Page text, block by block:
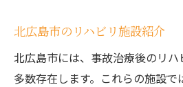
北広島市のリハビリ施設紹介
北広島市には、事故治療後のリ
多数存在します。これらの施設